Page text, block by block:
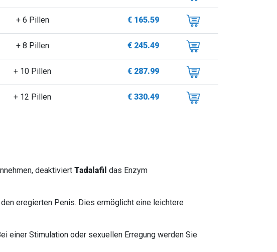
+ 6 Pillen € 165.59
+ 8 Pillen € 245.49
+ 10 Pillen € 287.99
+ 12 Pillen € 330.49
deaktiviert Tadalafil das Enzym
eregierten Penis. Dies ermöglicht eine leichtere
einer Stimulation oder sexuellen Erregung werden Sie